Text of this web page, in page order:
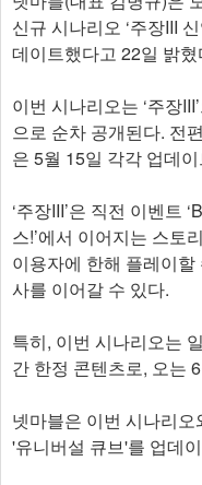
신규 시나리오 ‘주장III
데이트했다고 22일 밝혔
이번 시나리오는 ‘주장
으로 순차 공개된다. 전
은 5월 15일 각각 업데
‘주장III’은 직전 이벤트
스!’에서 이어지는 스토
이용자에 한해 플레이
사를 이어갈 수 있다.
특히, 이번 시나리오는
간 한정 콘텐츠로, 오는
넷마블은 이번 시나리
'유니버설 큐브'를 업데